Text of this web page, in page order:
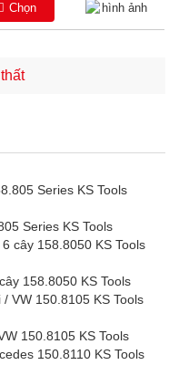
Chọn
Series KS Tools
158.8050 KS Tools
150.8105 KS Tools